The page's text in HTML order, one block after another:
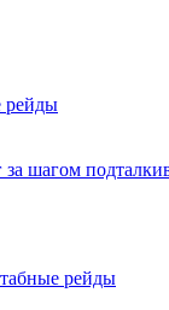
рейды
шагом
рейды